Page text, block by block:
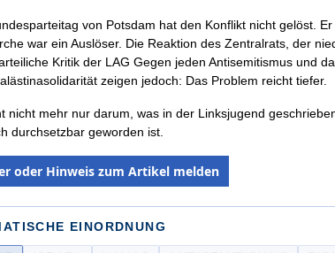
von Potsdam hat den Konflikt nicht gelöst.
war ein Auslöser. Die Reaktion des Zentralrats, der
Kritik der LAG Gegen jeden Antisemitismus und
zeigen jedoch: Das Problem reicht tiefer.
nicht mehr nur darum, was in der Linksjugend
durchsetzbar geworden ist.
oder Hinweis zum Artikel melden
EINORDNUNG